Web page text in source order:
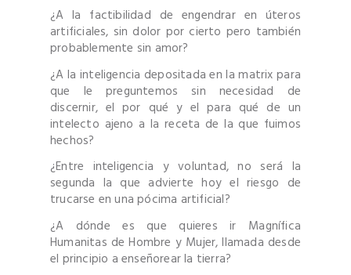
¿A la factibilidad de engendrar en úteros
artificiales, sin dolor por cierto pero también
probablemente sin amor?
¿A la inteligencia depositada en la matrix para
que le preguntemos sin necesidad de
discernir, el por qué y el para qué de un
intelecto ajeno a la receta de la que fuimos
hechos?
¿Entre inteligencia y voluntad, no será la
segunda la que advierte hoy el riesgo de
trucarse en una pócima artificial?
¿A dónde es que quieres ir Magnífica
Humanitas de Hombre y Mujer, llamada desde
el principio a enseñorear la tierra?